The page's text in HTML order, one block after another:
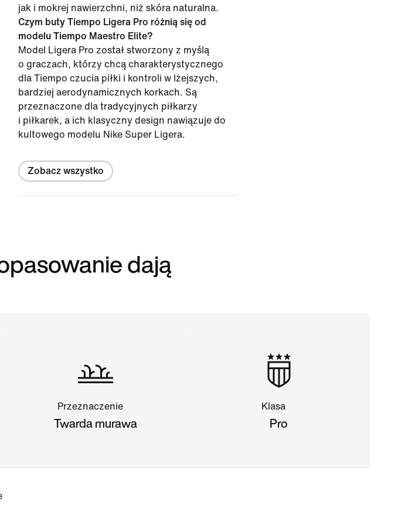
jak i mokrej nawierzchni, niż skóra naturalna.
Czym buty Tiempo Ligera Pro różnią się od
modelu Tiempo Maestro Elite?
Model Ligera Pro został stworzony z myślą
o graczach, którzy chcą charakterystycznego
dla Tiempo czucia piłki i kontroli w lżejszych,
bardziej aerodynamicznych korkach. Są
przeznaczone dla tradycyjnych piłkarzy
i piłkarek, a ich klasyczny design nawiązuje do
kultowego modelu Nike Super Ligera.
Zobacz wszystko
dają
Przeznaczenie
Twarda murawa
Klasa
Pro